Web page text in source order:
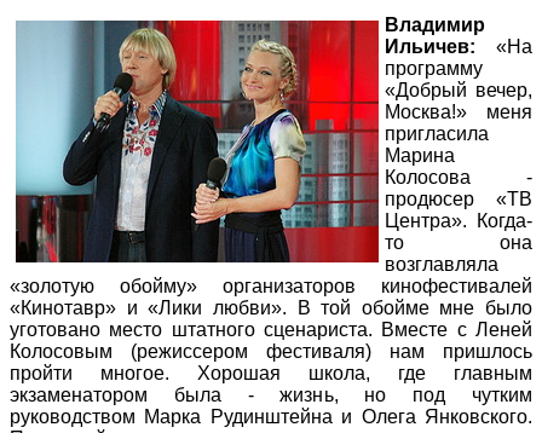
Владимир
Ильичев: «На
программу
«Добрый вечер,
Москва!» меня
пригласила
Марина
Колосова -
продюсер «ТВ
Центра». Когда-
то она
возглавляла
«золотую обойму» организаторов кинофестивалей
«Кинотавр» и «Лики любви». В той обойме мне было
уготовано место штатного сценариста. Вместе с Леней
Колосовым (режиссером фестиваля) нам пришлось
пройти многое. Хорошая школа, где главным
экзаменатором была - жизнь, но под чутким
руководством Марка Рудинштейна и Олега Янковского.